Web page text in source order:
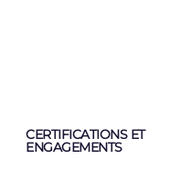
CERTIFICATIONS ET
ENGAGEMENTS